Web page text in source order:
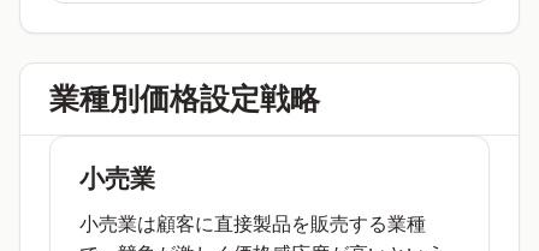
業種別価格設定戦略
小売業
小売業は顧客に直接製品を販売する業種